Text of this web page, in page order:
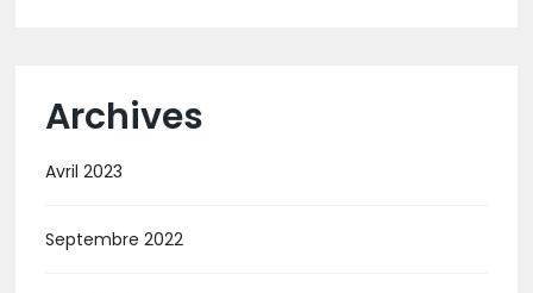
Archives
Avril 2023
Septembre 2022